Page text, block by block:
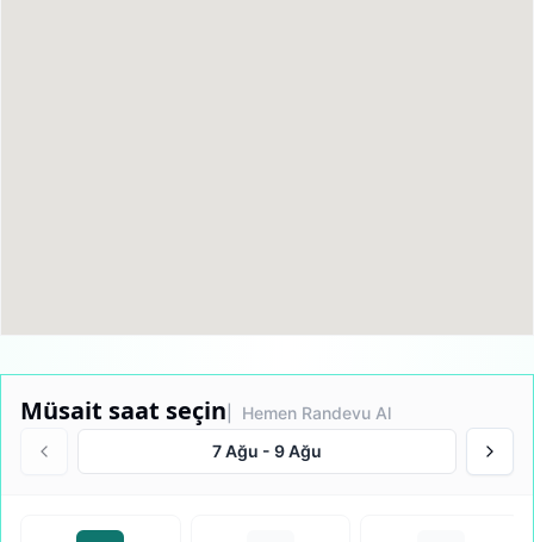
Müsait saat seçin | Hemen Randevu Al
7 Ağu - 9 Ağu